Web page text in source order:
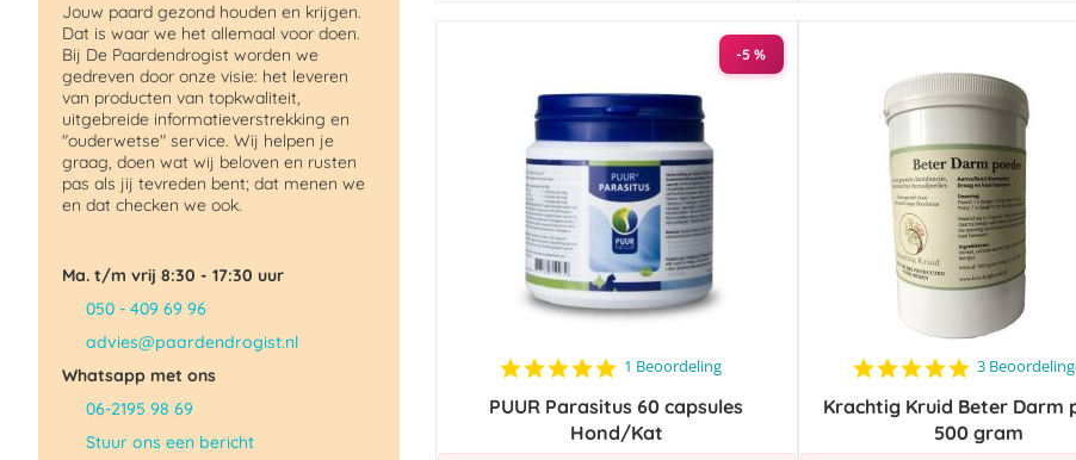
-5 %
5.0
rating
1 Beoordeling
PUUR Parasitus 60 capsules
Hond/Kat
5.0
rating
3
Krachtig Kruid Beter Darm
500 gram
Jouw paard gezond houden en krijgen.
Dat is waar we het allemaal voor doen.
Bij De Paardendrogist worden we
gedreven door onze visie: het leveren
van producten van topkwaliteit,
uitgebreide informatieverstrekking en
"ouderwetse" service. Wij helpen je
graag, doen wat wij beloven en rusten
pas als jij tevreden bent; dat menen we
en dat checken we ook.
Ma. t/m vrij 8:30 - 17:30 uur
050 - 409 69 96
advies@paardendrogist.nl
Whatsapp met ons
06-2195 98 69
Stuur ons een bericht